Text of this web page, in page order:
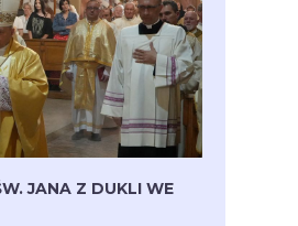
JANA Z DUKLI WE